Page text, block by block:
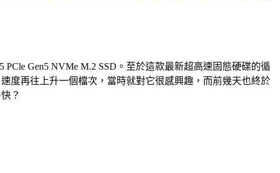
Gen5 NVMe M.2 SSD。至於這款最新超高速固態硬碟的循
速度再往上升一個檔次，當時就對它很感興趣，而前幾天也終於
？